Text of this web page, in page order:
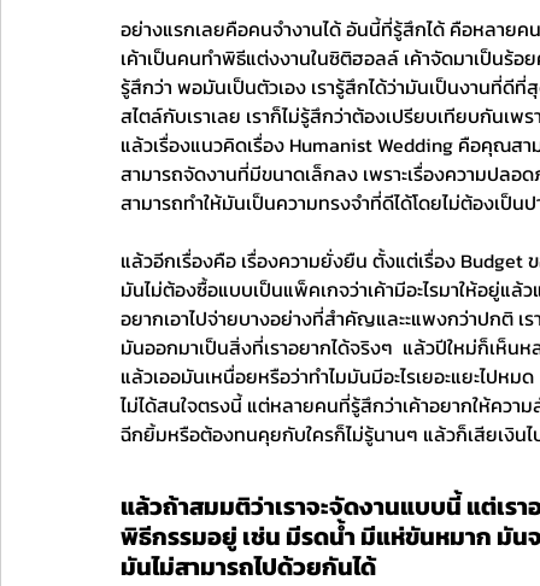
อย่างแรกเลยคือคนจำงานได้ อันนี้ที่รู้สึกได้ คือหลาย
เค้าเป็นคนทำพิธีแต่งงานในซิติฮอลล์ เค้าจัดมาเป็นร้อ
รู้สึกว่า พอมันเป็นตัวเอง เรารู้สึกได้ว่ามันเป็นงานที่ดีที่
สไตล์กับเราเลย เราก็ไม่รู้สึกว่าต้องเปรียบเทียบกันเ
แล้วเรื่องแนวคิดเรื่อง Humanist Wedding คือคุณส
สามารถจัดงานที่มีขนาดเล็กลง เพราะเรื่องความปลอ
สามารถทำให้มันเป็นความทรงจำที่ดีได้โดยไม่ต้องเป็น
แล้วอีกเรื่องคือ เรื่องความยั่งยืน ตั้งแต่เรื่อง
มันไม่ต้องซื้อแบบเป็นแพ็คเกจว่าเค้ามีอะไรมาให้อยู่แล้
อยากเอาไปจ่ายบางอย่างที่สำคัญและะแพงกว่าปกติ เ
มันออกมาเป็นสิ่งที่เราอยากได้จริงๆ  แล้วปีใหม่ก็เห็
แล้วเออมันเหนื่อยหรือว่าทำไมมันมีอะไรเยอะแยะไป
ไม่ได้สนใจตรงนี้ แต่หลายคนที่รู้สึกว่าเค้าอยากให้คว
ฉีกยิ้มหรือต้องทนคุยกับใครก็ไม่รู้นานๆ แล้วก็เสียเงินไ
แล้วถ้าสมมติว่าเราจะจัดงานแบบนี้ แต่เ
พิธีกรรมอยู่ เช่น มีรดน้ำ มีแห่ขันหมาก มัน
มันไม่สามารถไปด้วยกันได้